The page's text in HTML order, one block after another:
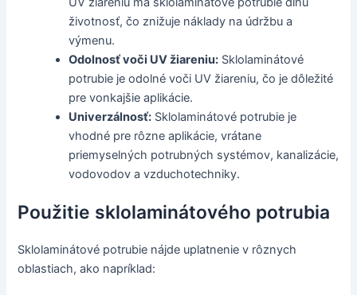
životnosť, čo znižuje náklady na údržbu a
výmenu.
Odolnosť voči UV žiareniu: Sklolaminátové
potrubie je odolné voči UV žiareniu, čo je dôležité
pre vonkajšie aplikácie.
Univerzálnosť: Sklolaminátové potrubie je
vhodné pre rôzne aplikácie, vrátane
priemyselných potrubných systémov, kanalizácie,
vodovodov a vzduchotechniky.
Použitie sklolaminátového potrubia
Sklolaminátové potrubie nájde uplatnenie v rôznych
oblastiach, ako napríklad: